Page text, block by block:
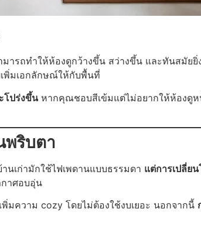
ารถทำให้ห้องดูกว้างขึ้น สว่างขึ้น และทันสมัยยิ่
พิ่มเอกลักษณ์ให้กับพื้นที่
โปร่งขึ้นหากคุณชอบสีเข้มแต่ไม่อยากให้ห้องดูห
พริบตา
นเก่ามักใช้ไฟเพดานแบบธรรมดา แต่การเปลี่ย
กาศอบอุ่น
พิ่มความ cozy โดยไม่ต้องใช้งบเยอะ นอกจากนี้